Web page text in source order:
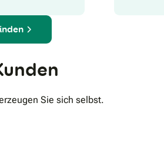
Sie sich selbst.